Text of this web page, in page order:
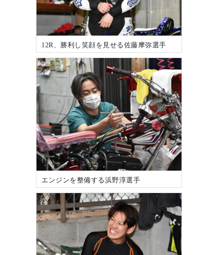
12R、勝利し笑顔を見せる佐藤摩弥選手
エンジンを整備する浜野淳選手